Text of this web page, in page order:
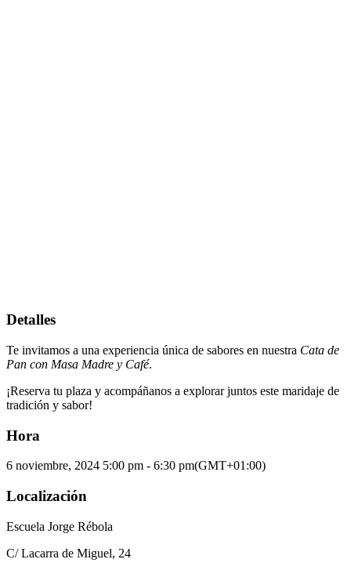
Detalles
Te invitamos a una experiencia única de sabores en nuestra Cata de
Pan con Masa Madre y Café.
¡Reserva tu plaza y acompáñanos a explorar juntos este maridaje de
tradición y sabor!
Hora
6 noviembre, 2024 5:00 pm - 6:30 pm(GMT+01:00)
Localización
Escuela Jorge Rébola
C/ Lacarra de Miguel, 24